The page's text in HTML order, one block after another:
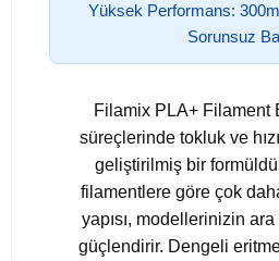
Yüksek Performans:
Sorunsuz
Filamix PLA+ Filament
süreçlerinde tokluk ve
geliştirilmiş bir
filamentlere göre çok
yapısı, modellerinizin ara
güçlendirir. Dengeli